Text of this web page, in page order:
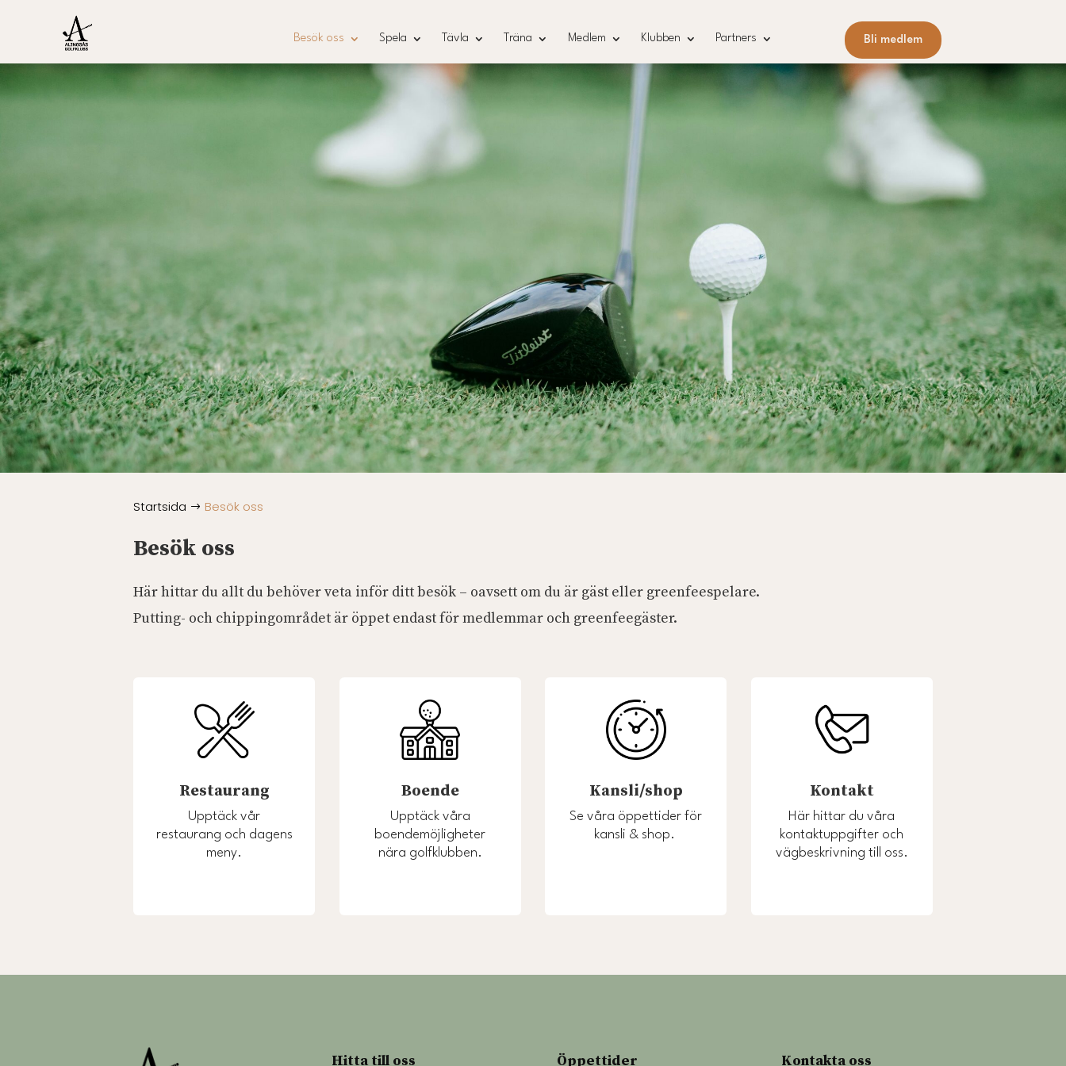
Besök oss Spela Tävla Träna Medlem Klubben Partners Bli medlem
Startsida $ Besök oss
Besök oss
Här hittar du allt du behöver veta inför ditt besök – oavsett om du är gäst eller greenfeespelare.
Putting- och chippingområdet är öppet endast för medlemmar och greenfeegäster.
Restaurang
Upptäck vår
restaurang och dagens
meny.
Boende
Upptäck våra
boendemöjligheter
nära golfklubben.
Kansli/shop
Se våra öppettider för
kansli & shop.
Kontakt
Här hittar du våra
kontaktuppgifter och
vägbeskrivning till oss.
Hitta till oss Öppettider Kontakta oss